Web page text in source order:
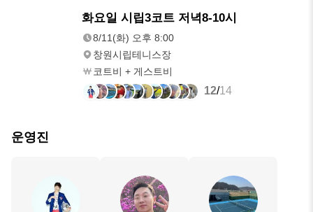
화요일 시립3코트 저녁8-10시
8/11(화) 오후 8:00
창원시립테니스장
코트비 + 게스트비
12/14
운영진